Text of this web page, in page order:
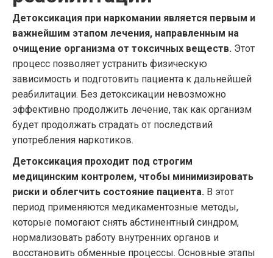
Детоксикация при наркомании является первым и
важнейшим этапом лечения, направленным на
очищение организма от токсичных веществ. Этот
процесс позволяет устранить физическую
зависимость и подготовить пациента к дальнейшей
реабилитации. Без детоксикации невозможно
эффективно продолжить лечение, так как организм
будет продолжать страдать от последствий
употребления наркотиков.
Детоксикация проходит под строгим
медицинским контролем, чтобы минимизировать
риски и облегчить состояние пациента. В этот
период применяются медикаментозные методы,
которые помогают снять абстинентный синдром,
нормализовать работу внутренних органов и
восстановить обменные процессы. Основные этапы